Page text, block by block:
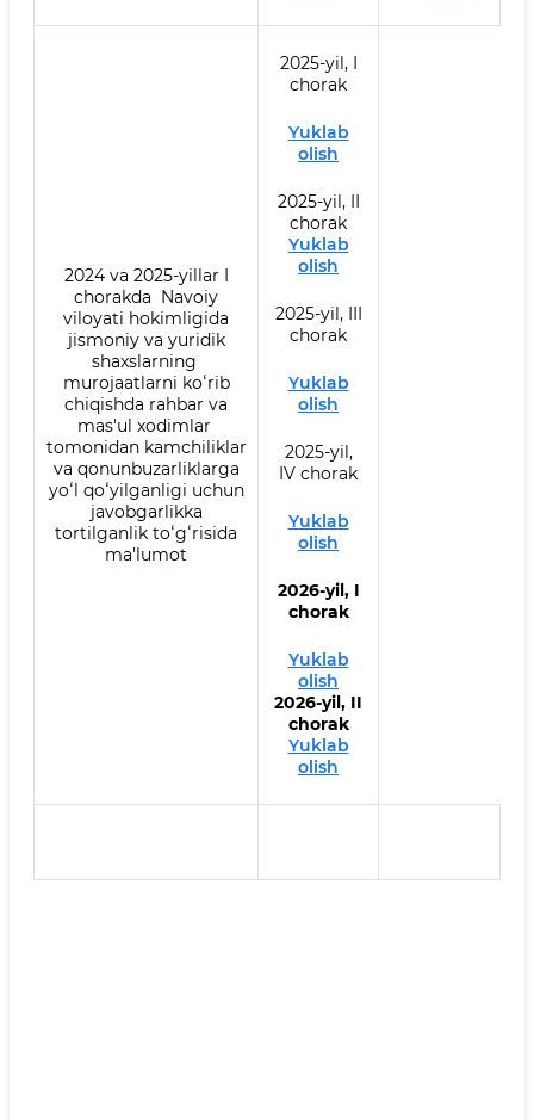
2024 va 2025-yillar I
chorakda Navoiy
viloyati hokimligida
jismoniy va yuridik
shaxslarning
murojaatlarni koʻrib
chiqishda rahbar va
mas'ul xodimlar
tomonidan kamchiliklar
va qonunbuzarliklarga
yoʻl qoʻyilganligi uchun
javobgarlikka
tortilganlik toʻgʻrisida
ma'lumot
2025-yil, I
chorak
Yuklab
olish
2025-yil, II
chorak
Yuklab
olish
2025-yil, III
chorak
Yuklab
olish
2025-yil,
IV chorak
Yuklab
olish
2026-yil, I
chorak
Yuklab
olish
2026-yil, II
chorak
Yuklab
olish